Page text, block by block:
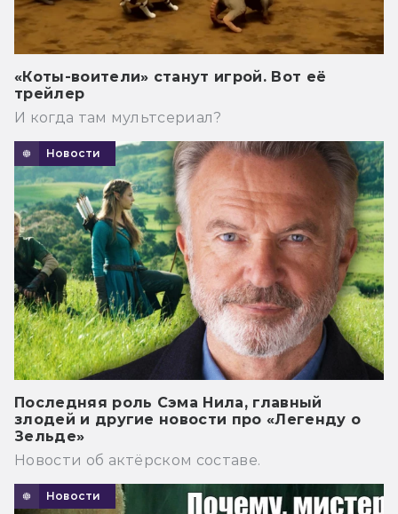
«Коты-воители» станут игрой. Вот её
трейлер
И когда там мультсериал?
Новости
Последняя роль Сэма Нила, главный
злодей и другие новости про «Легенду о
Зельде»
Новости об актёрском составе.
Новости